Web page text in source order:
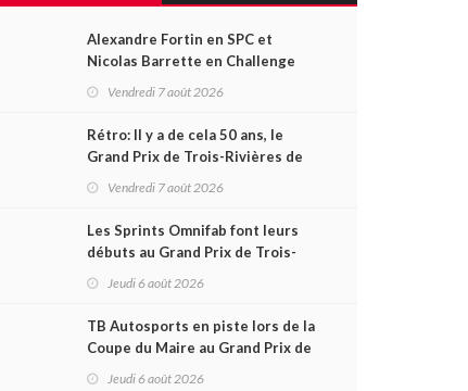
Alexandre Fortin en SPC et
Nicolas Barrette en Challenge
Canada héros des premières
Vendredi 7 août 2026
Rétro: Il y a de cela 50 ans, le
Grand Prix de Trois-Rivières de
1976
Vendredi 7 août 2026
Les Sprints Omnifab font leurs
débuts au Grand Prix de Trois-
Rivières avec un format inspiré
Jeudi 6 août 2026
TB Autosports en piste lors de la
Coupe du Maire au Grand Prix de
Trois-Rivières
Jeudi 6 août 2026